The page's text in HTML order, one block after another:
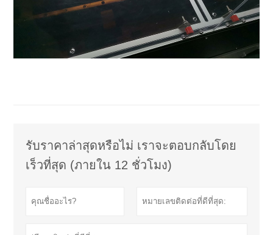
รับราคาล่าสุดหรือไม่ เราจะตอบกลับโดย
เร็วที่สุด (ภายใน 12 ชั่วโมง)